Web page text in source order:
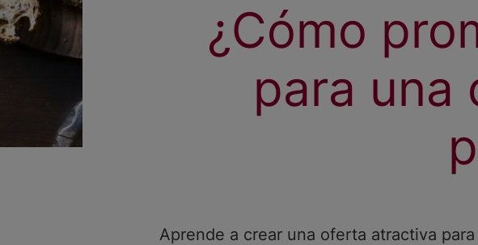
¿Cómo
para una
Aprende a crear una oferta atractiva